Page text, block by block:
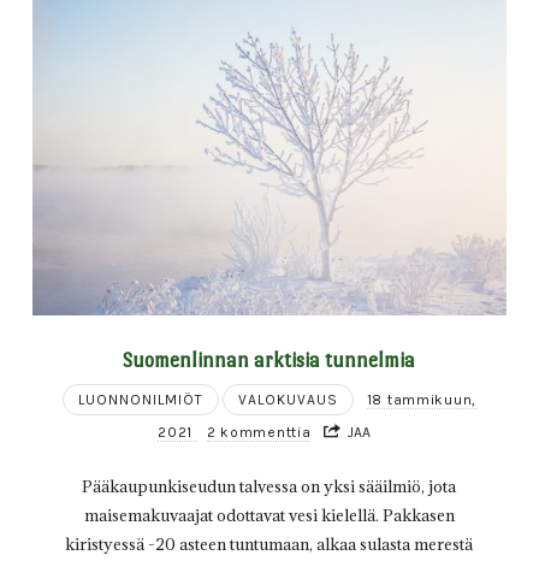
Suomenlinnan arktisia tunnelmia
LUONNONILMIÖT VALOKUVAUS
18 tammikuun,
2021
2 kommenttia JAA
Pääkaupunkiseudun talvessa on yksi sääilmiö, jota
maisemakuvaajat odottavat vesi kielellä. Pakkasen
kiristyessä -20 asteen tuntumaan, alkaa sulasta merestä